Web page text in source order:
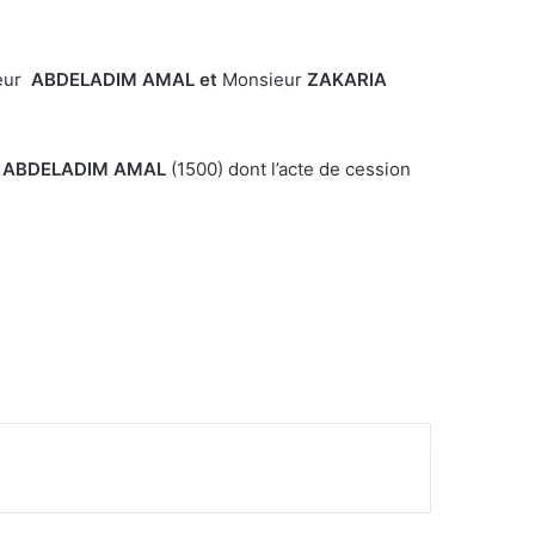
ABDELADIM AMAL et Monsieur ZAKARIA
ABDELADIM AMAL (1500) dont l’acte de cession